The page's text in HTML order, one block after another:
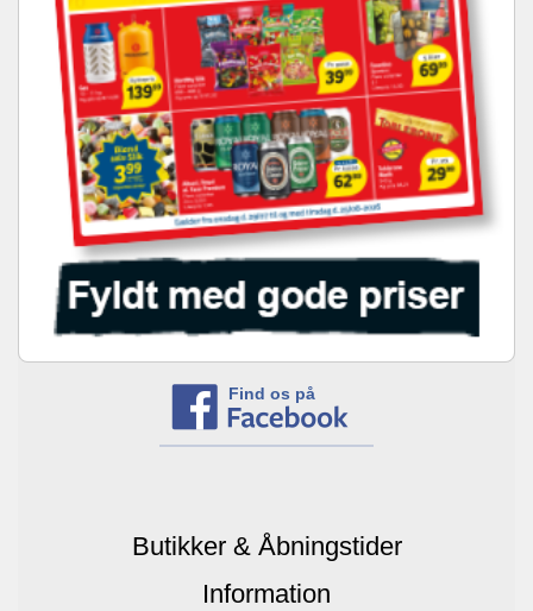
Find os på
Butikker & Åbningstider
Information